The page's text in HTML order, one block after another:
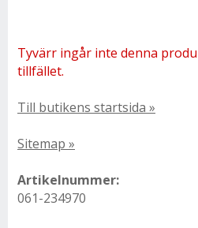
Tyvärr ingår inte denna
tillfället.
Till butikens startsida »
Sitemap »
Artikelnummer:
061-234970